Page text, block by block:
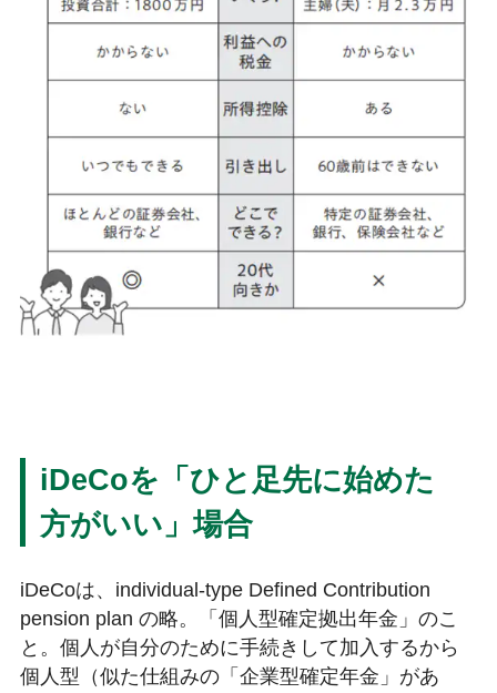
iDeCoを「ひと足先に始めた
方がいい」場合
iDeCoは、individual-type Defined Contribution
pension plan の略。「個人型確定拠出年金」のこ
と。個人が自分のために手続きして加入するから
個人型（似た仕組みの「企業型確定年金」があ